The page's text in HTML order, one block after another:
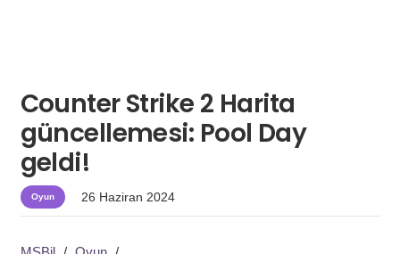
Counter Strike 2 Harita
güncellemesi: Pool Day
geldi!
Oyun 26 Haziran 2024